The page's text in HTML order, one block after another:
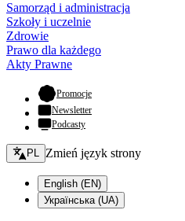
Samorząd i administracja
Szkoły i uczelnie
Zdrowie
Prawo dla każdego
Akty Prawne
Promocje- otwiera się w nowej
Newsletter
Podcasty
Zmień język - bieżący:
PL Zmień język strony
English (EN)
Українська (UA)